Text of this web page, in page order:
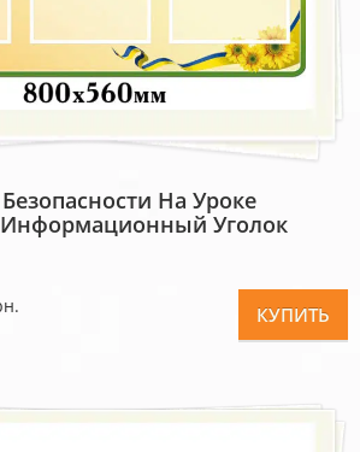
На Уроке
Уголок
КУПИТЬ